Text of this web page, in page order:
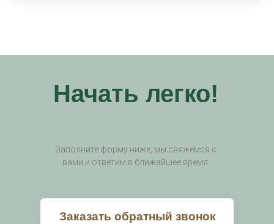
Начать легко!
Заполните форму ниже, мы свяжемся с
вами и ответим в ближайшее время.
Заказать обратный звонок